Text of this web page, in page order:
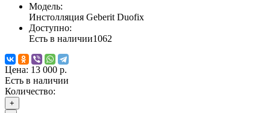
Модель:
Инстолляция Geberit Duofix
Доступно:
Есть в наличии1062
Цена: 13 000 р.
Есть в наличии
Количество:
+